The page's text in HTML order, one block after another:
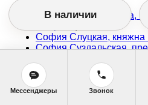
София Селиверстова,
София Слуцкая, княжна
София Суздальская,
София Хотокуриду,
Стефанида Дамасская,
Сусанна праведная,
В наличии
Мессенджеры Звонок